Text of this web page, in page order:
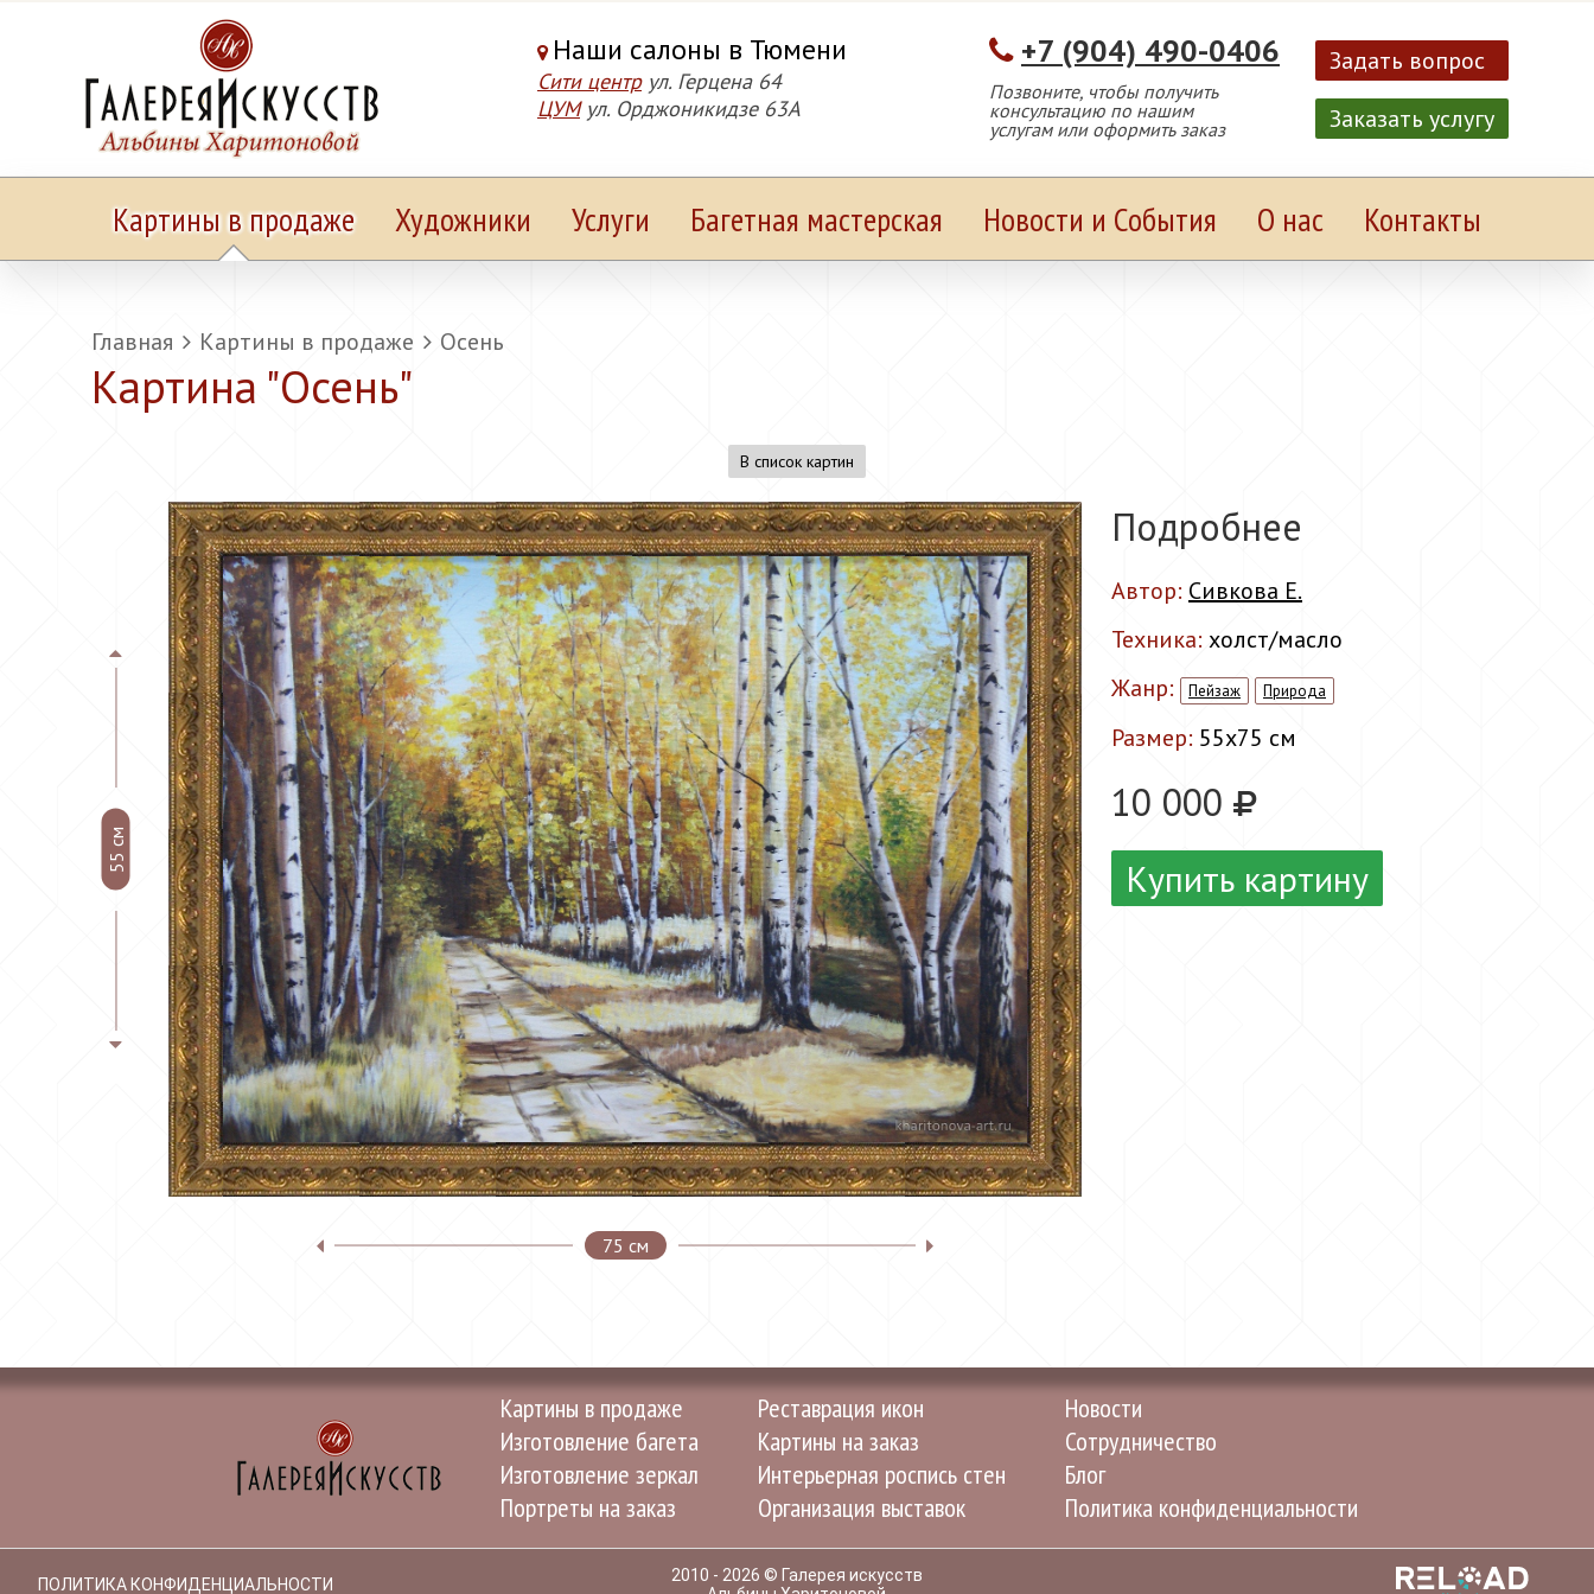
Задать вопрос
Заказать услугу
+7 (904) 490-0406
Позвоните, чтобы получить
консультацию по нашим
услугам или оформить заказ
Наши салоны в Тюмени
Сити центр ул. Герцена 64
ЦУМ ул. Орджоникидзе 63А
Картины в продаже Художники Услуги Багетная мастерская Новости и События О нас Контакты
Главная Картины в продаже Осень
Картина "Осень"
В список картин
75 см
55 см
Подробнее
Автор: Сивкова Е.
Техника: холст/масло
Жанр:
Пейзаж Природа
Размер: 55x75 см
10 000
Купить картину
Картины в продаже
Изготовление багета
Изготовление зеркал
Портреты на заказ
Реставрация икон
Картины на заказ
Интерьерная роспись стен
Организация выставок
Новости
Сотрудничество
Блог
Политика конфиденциальности
ПОЛИТИКА КОНФИДЕНЦИАЛЬНОСТИ
2010 - 2026 © Галерея искусств